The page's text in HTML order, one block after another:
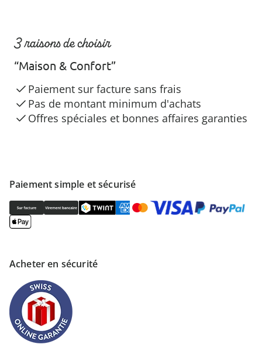
Paiement simple et sécurisé
Acheter en sécurité
3 raisons de choisir
“Maison & Confort”
Paiement sur facture sans frais
Pas de montant minimum d'achats
Offres spéciales et bonnes affaires garanties